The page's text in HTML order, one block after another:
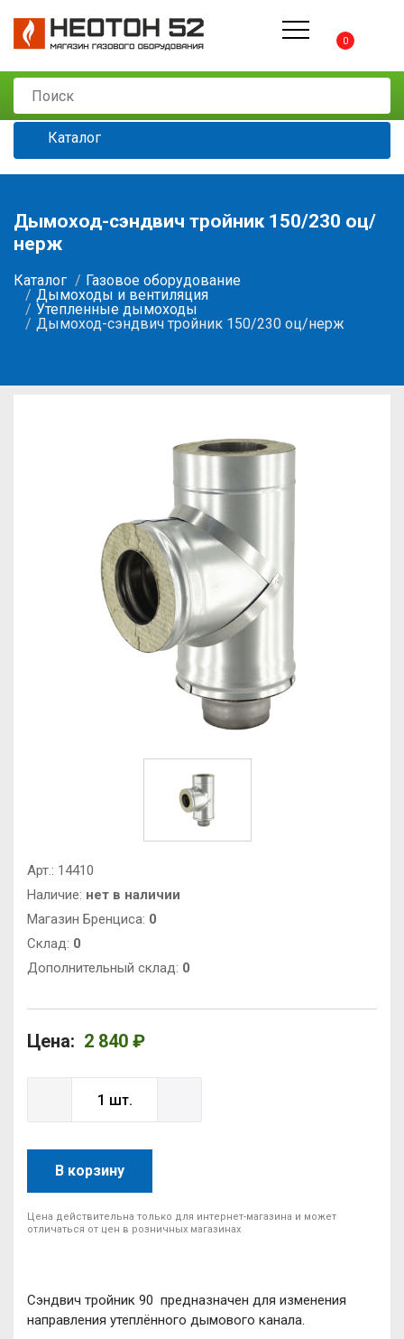
0
Каталог
Дымоход-сэндвич тройник 150/230 оц/
нерж
Каталог
Газовое оборудование
Дымоходы и вентиляция
Утепленные дымоходы
Дымоход-сэндвич тройник 150/230 оц/нерж
Арт.: 14410
Наличие: нет в наличии
Магазин Бренциса: 0
Cклад: 0
Дополнительный склад: 0
Цена: 2 840 ₽
В корзину
Цена действительна только для интернет-магазина и может
отличаться от цен в розничных магазинах
Сэндвич тройник 90 предназначен для изменения
направления утеплённого дымового канала.